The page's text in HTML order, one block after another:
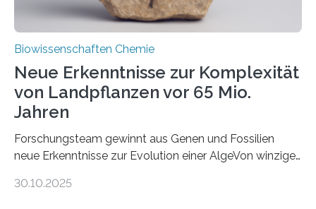
Biowissenschaften Chemie
Neue Erkenntnisse zur Komplexität
von Landpflanzen vor 65 Mio.
Jahren
Forschungsteam gewinnt aus Genen und Fossilien
neue Erkenntnisse zur Evolution einer AlgeVon winzigen
Landpflanzen zählen zu den komplexesten
30.10.2025